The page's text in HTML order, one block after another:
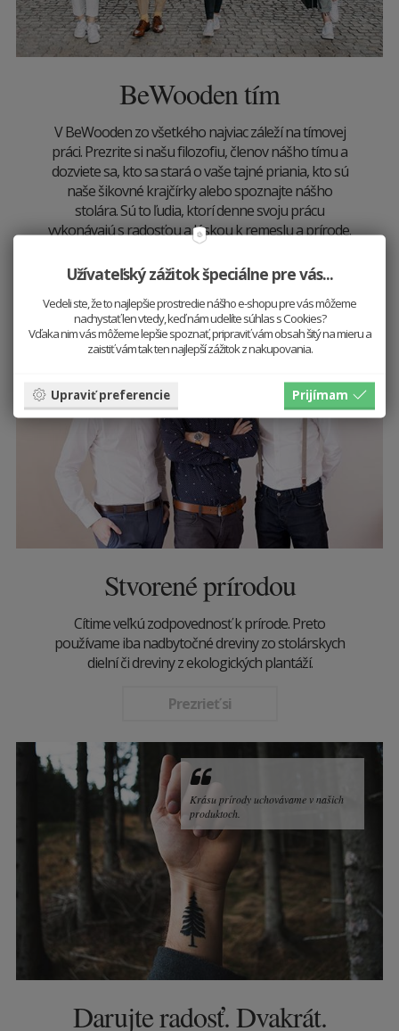
BeWooden tím
V BeWooden zo všetkého najviac záleží na tímovej
práci. Prezrite si našu filozofiu, členov nášho tímu a
dozviete sa, kto sa stará o vaše tajné priania, kto sú
naše šikovné krajčírky alebo spoznajte nášho
stolára. Sú to ľudia, ktorí denne svoju prácu
vykonávajú s radosťou a láskou k remeslu a prírode.
Viac
Stvorené prírodou
Cítime veľkú zodpovednosť k prírode. Preto
používame iba nadbytočné dreviny zo stolárskych
dielní či dreviny z ekologických plantáží.
Prezrieť si
Krásu prírody uchovávame v našich
produktoch.
Darujte radosť. Dvakrát.
Užívateľský zážitok špeciálne pre vás...
Vedeli ste, že to najlepšie prostredie nášho e-shopu pre vás môžeme
nachystať len vtedy, keď nám udelíte súhlas s Cookies?
Vďaka nim vás môžeme lepšie spoznať, pripraviť vám obsah šitý na mieru a
zaistiť vám tak ten najlepší zážitok z nakupovania.
Upraviť preferencie Prijímam